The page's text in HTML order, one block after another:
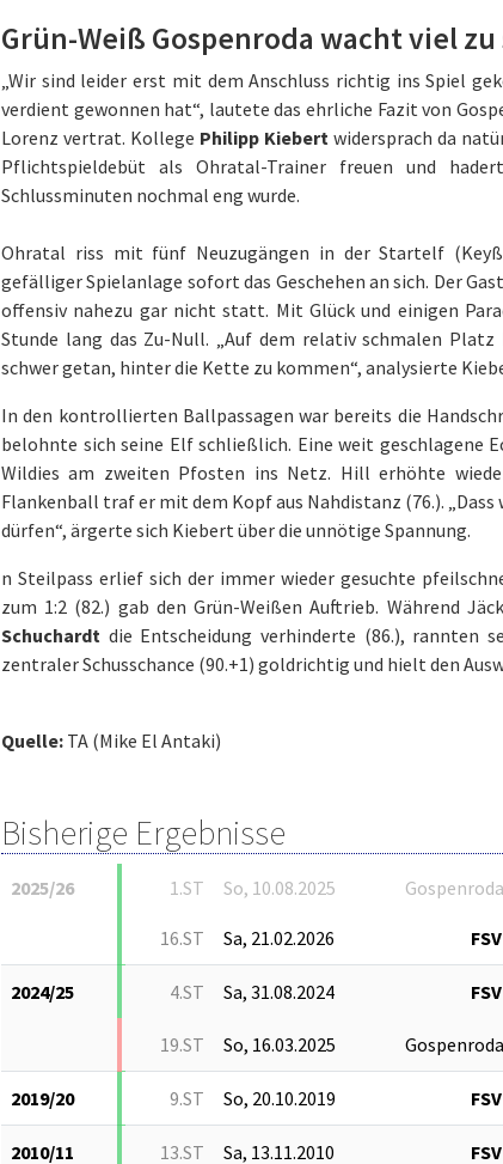
Grün-Weiß Gospenroda wacht viel
„Wir sind leider erst mit dem Anschluss richtig ins Spiel
verdient gewonnen hat“, lautete das ehrliche Fazit von
Lorenz vertrat. Kollege Philipp Kiebert widersprach da
Pflichtspieldebüt als Ohratal-Trainer freuen und
Schlussminuten nochmal eng wurde.
Ohratal riss mit fünf Neuzugängen in der Startelf
gefälliger Spielanlage sofort das Geschehen an sich. Der
offensiv nahezu gar nicht statt. Mit Glück und einigen
Stunde lang das Zu-Null. „Auf dem relativ schmalen
schwer getan, hinter die Kette zu kommen“, analysierte
In den kontrollierten Ballpassagen war bereits die
belohnte sich seine Elf schließlich. Eine weit geschlagene
Wildies am zweiten Pfosten ins Netz. Hill erhöhte
Flankenball traf er mit dem Kopf aus Nahdistanz (76.).
dürfen“, ärgerte sich Kiebert über die unnötige Spannung.
n Steilpass erlief sich der immer wieder gesuchte
zum 1:2 (82.) gab den Grün-Weißen Auftrieb. Während
Schuchardt die Entscheidung verhinderte (86.), rannten
zentraler Schusschance (90.+1) goldrichtig und hielt den
Quelle: TA (Mike El Antaki)
Bisherige Ergebnisse
2025/26 1.ST So, 10.08.2025
16.ST Sa, 21.02.2026
2024/25 4.ST Sa, 31.08.2024
19.ST So, 16.03.2025
2019/20 9.ST So, 20.10.2019
2010/11 13.ST Sa, 13.11.2010